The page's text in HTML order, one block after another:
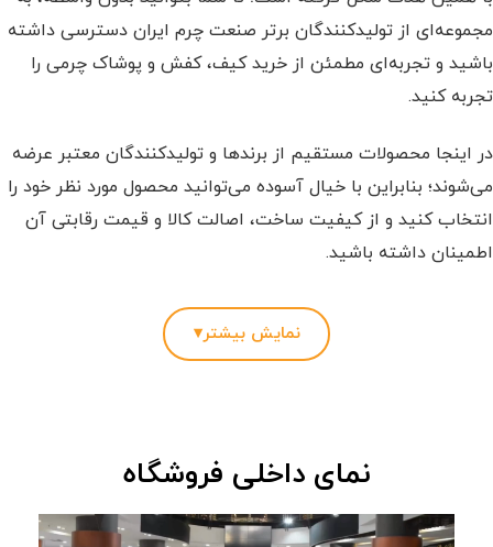
مجموعه‌ای از تولیدکنندگان برتر صنعت چرم ایران دسترسی داشته
باشید و تجربه‌ای مطمئن از خرید کیف، کفش و پوشاک چرمی را
تجربه کنید.
در اینجا محصولات مستقیم از برندها و تولیدکنندگان معتبر عرضه
می‌شوند؛ بنابراین با خیال آسوده می‌توانید محصول مورد نظر خود را
انتخاب کنید و از کیفیت ساخت، اصالت کالا و قیمت رقابتی آن
اطمینان داشته باشید.
هر آنچه از یک فروشگاه محصولات چرمی انتظار دارید، یکجا در
و ماندگار را داشته باشید؛ در باتکاپ بیش از ۵ هزار محصول متنوع
شما ساده‌تر شود.
نمایش بیشتر▾
نمای داخلی فروشگاه